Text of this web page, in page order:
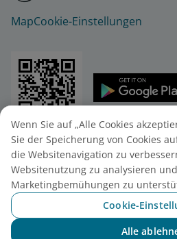
MapCookie-Einstellungen
© 2025 Vietnam Airlines JSC
Vietnam Airlines JSC -
Stadtteil Bo De, Stadt Hanoi,
Telefon: (+84-24) 38272289.
10. Registrierung vom 24/07/
Wenn Sie auf „Alle Cookies
Sie der Speicherung von Cookies
die Websitenavigation zu
Websitenutzung zu analysieren
Marketingbemühungen zu
Cookie-
Alle